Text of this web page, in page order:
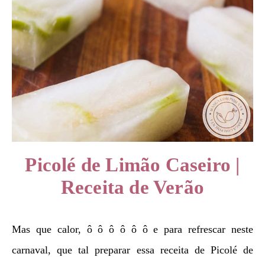
Picolé de Limão Caseiro |
Receita de Verão
Mas que calor, ô ô ô ô ô ô e para refrescar neste
carnaval, que tal preparar essa receita de Picolé de